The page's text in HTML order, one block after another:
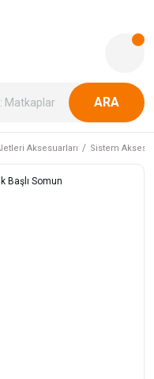
ARA
Aksesuarları Sistem